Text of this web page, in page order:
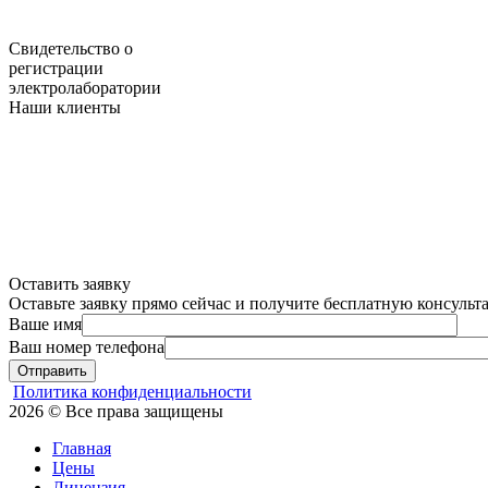
Свидетельство о
регистрации
электролаборатории
Наши клиенты
Оставить заявку
Оставьте заявку прямо сейчас и получите бесплатную
Ваше имя
Ваш номер телефона
Отправить
Политика конфиденциальности
2026 © Все права защищены
Главная
Цены